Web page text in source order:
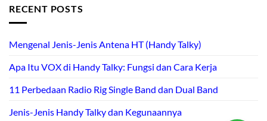
RECENT POSTS
Mengenal Jenis-Jenis Antena HT (Handy Talky)
Apa Itu VOX di Handy Talky: Fungsi dan Cara Kerja
11 Perbedaan Radio Rig Single Band dan Dual Band
Jenis-Jenis Handy Talky dan Kegunaannya